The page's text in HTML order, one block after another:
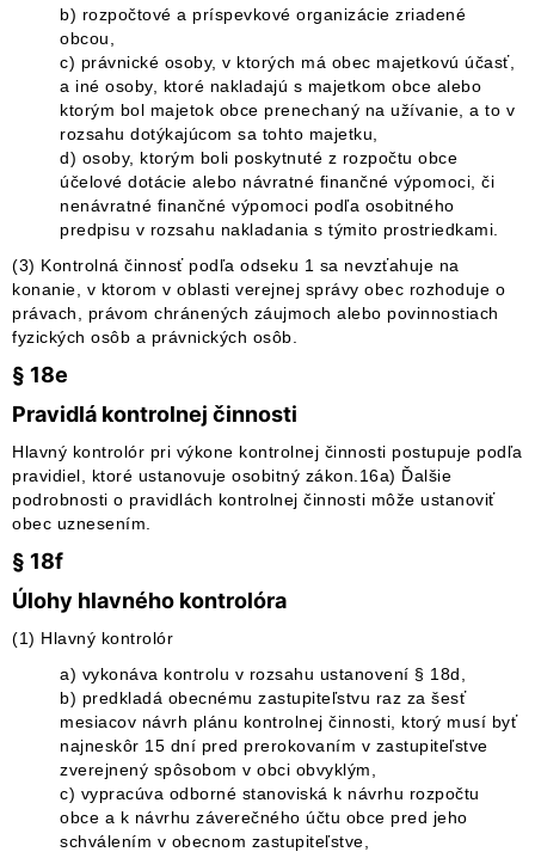
b) rozpočtové a príspevkové organizácie zriadené
obcou,
c) právnické osoby, v ktorých má obec majetkovú účasť,
a iné osoby, ktoré nakladajú s majetkom obce alebo
ktorým bol majetok obce prenechaný na užívanie, a to v
rozsahu dotýkajúcom sa tohto majetku,
d) osoby, ktorým boli poskytnuté z rozpočtu obce
účelové dotácie alebo návratné finančné výpomoci, či
nenávratné finančné výpomoci podľa osobitného
predpisu v rozsahu nakladania s týmito prostriedkami.
(3) Kontrolná činnosť podľa odseku 1 sa nevzťahuje na
konanie, v ktorom v oblasti verejnej správy obec rozhoduje o
právach, právom chránených záujmoch alebo povinnostiach
fyzických osôb a právnických osôb.
§ 18e
Pravidlá kontrolnej činnosti
Hlavný kontrolór pri výkone kontrolnej činnosti postupuje podľa
pravidiel, ktoré ustanovuje osobitný zákon.16a) Ďalšie
podrobnosti o pravidlách kontrolnej činnosti môže ustanoviť
obec uznesením.
§ 18f
Úlohy hlavného kontrolóra
(1) Hlavný kontrolór
a) vykonáva kontrolu v rozsahu ustanovení § 18d,
b) predkladá obecnému zastupiteľstvu raz za šesť
mesiacov návrh plánu kontrolnej činnosti, ktorý musí byť
najneskôr 15 dní pred prerokovaním v zastupiteľstve
zverejnený spôsobom v obci obvyklým,
c) vypracúva odborné stanoviská k návrhu rozpočtu
obce a k návrhu záverečného účtu obce pred jeho
schválením v obecnom zastupiteľstve,